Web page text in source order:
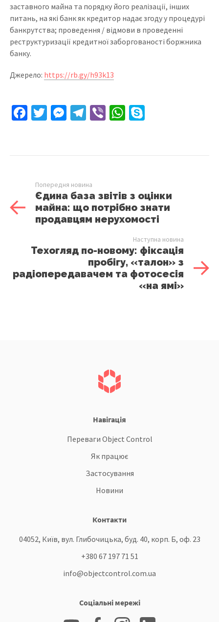
заставного майна та порядку його реалізації, інших
питань, на які банк як кредитор надає згоду у процедурі
банкрутства; проведення / відмови в проведенні
реструктуризації кредитної заборгованості боржника
банку.
Джерело: https://rb.gy/h93k13
Facebook
Twitter
Messenger
Telegram
ViberWhatsApp
Попередня новина
Єдина база звітів з оцінки
майна: що потрібно знати
продавцям нерухомості
Наступна новина
Техогляд по-новому: фіксація
пробігу, «талон» з
радіопередавачем та фотосесія
«на ямі»
Навігація
Переваги Object Control
Як працює
Застосування
Новини
Контакти
04052, Київ, вул. Глибочицька, буд. 40, корп. Б, оф. 23
+380 67 197 71 51
info@objectcontrol.com.ua
Соціальні мережі